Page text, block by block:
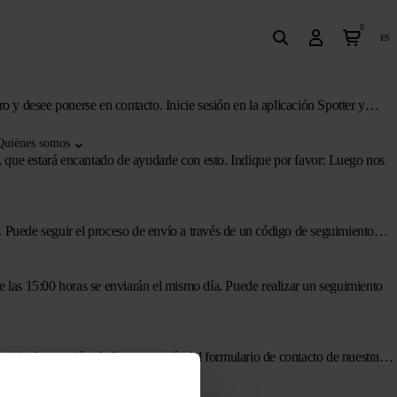
somos
0
es
y desee ponerse en contacto. Inicie sesión en la aplicación Spotter y…
estará encantado de ayudarle con esto. Indique por favor: Luego nos
seguir el proceso de envío a través de un código de seguimiento…
15:00 horas se enviarán el mismo día. Puede realizar un seguimiento
de atención al cliente a través del formulario de contacto de nuestra…